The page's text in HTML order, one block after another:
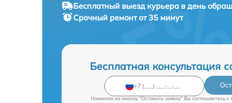
Бесплатный выезд курьера в день
Срочный ремонтот 35 минут
Бесплатная консультация
Нажимая на кнопку "Оставить заявку" Вы соглашаетесь c